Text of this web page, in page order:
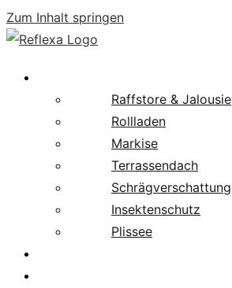
Zum Inhalt springen
Raffstore & Jalousie
Rollladen
Markise
Terrassendach
Schrägverschattung
Insektenschutz
Plissee